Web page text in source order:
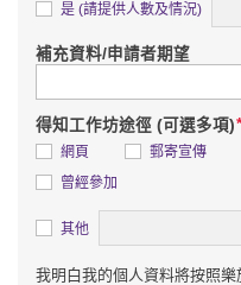
是 (請提供人數及情況)
補充資料/申請者期望
得知工作坊途徑 (可選多項)*
網頁 郵寄宣傳
曾經參加
其他
詳情
我明白我的個人資料將按照